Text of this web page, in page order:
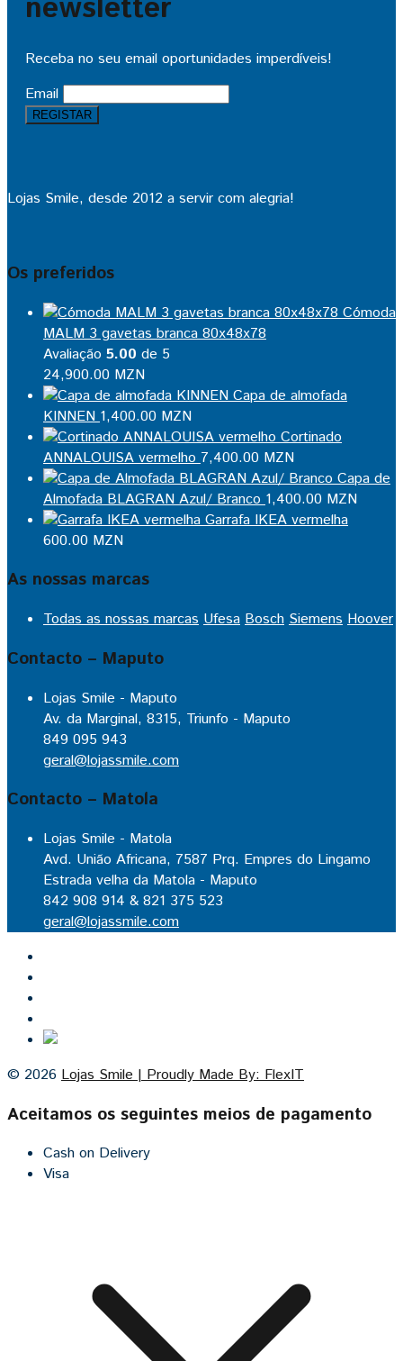
newsletter
Receba no seu email oportunidades imperdíveis!
Email
Lojas Smile, desde 2012 a servir com alegria!
Os preferidos
Cómoda
MALM 3 gavetas branca 80x48x78
Avaliação 5.00 de 5
24,900.00 MZN
Capa de almofada
KINNEN 1,400.00 MZN
Cortinado
ANNALOUISA vermelho 7,400.00 MZN
Capa de
Almofada BLAGRAN Azul/ Branco 1,400.00 MZN
Garrafa IKEA vermelha
600.00 MZN
As nossas marcas
Todas as nossas marcas Ufesa Bosch Siemens Hoover
Contacto – Maputo
Lojas Smile - Maputo
Av. da Marginal, 8315, Triunfo - Maputo
849 095 943
geral@lojassmile.com
Contacto – Matola
Lojas Smile - Matola
Avd. União Africana, 7587 Prq. Empres do Lingamo
Estrada velha da Matola - Maputo
842 908 914 & 821 375 523
geral@lojassmile.com
© 2026 Lojas Smile | Proudly Made By: FlexIT
Aceitamos os seguintes meios de pagamento
Cash on Delivery
Visa